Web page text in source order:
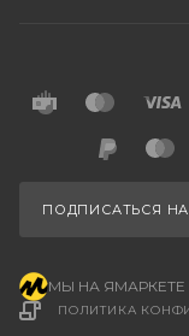
ПОЛИТИКА
ПОДПИСАТЬСЯ
МЫ НА ЯМАРКЕТЕ